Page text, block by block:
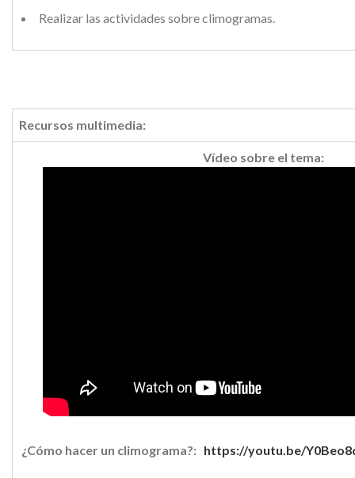
Realizar las actividades sobre climogramas.
Recursos multimedia:
Vídeo sobre el tema:
¿Cómo hacer un climograma?: https://youtu.be/